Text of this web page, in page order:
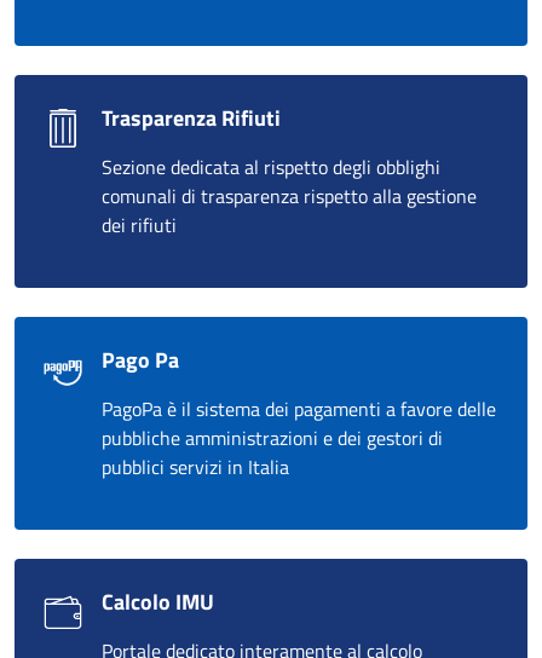
Trasparenza Rifiuti
Sezione dedicata al rispetto degli obblighi
comunali di trasparenza rispetto alla gestione
dei rifiuti
Pago Pa
PagoPa è il sistema dei pagamenti a favore delle
pubbliche amministrazioni e dei gestori di
pubblici servizi in Italia
Calcolo IMU
Portale dedicato interamente al calcolo